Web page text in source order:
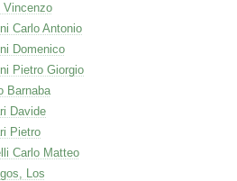
Vincenzo
Carlo Antonio
Domenico
Pietro Giorgio
Barnaba
Davide
Pietro
Carlo Matteo
Los